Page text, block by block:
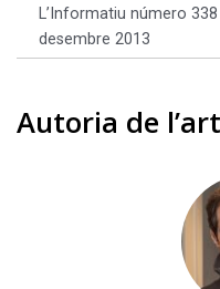
L’Informatiu número
desembre 2013
Autoria de